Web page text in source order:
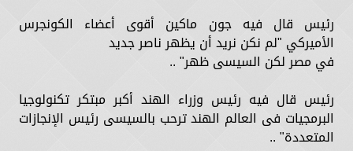
رئيس قال فيه جون ماكين أقوى أعضاء الكونجرس
الأميركي "لم نكن نريد أن يظهر ناصر جديد
في مصر لكن السيسى ظهر" ..
رئيس قال فيه رئيس وزراء الهند أكبر مبتكر تكنولوجيا
البرمجيات فى العالم الهند ترحب بالسيسى رئيس الإنجازات
المتعددة" ..